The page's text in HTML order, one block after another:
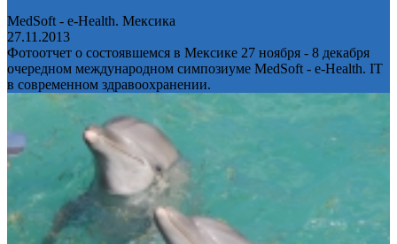
MedSoft - e-Health. Мексика
27.11.2013
Фотоотчет о состоявшемся в Мексике 27 ноября - 8 декабря
очередном международном симпозиуме MedSoft - e-Health. IT
в современном здравоохранении.